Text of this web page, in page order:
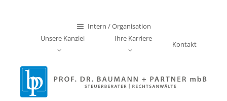
Intern / Organisation
Unsere Kanzlei
Ihre Karriere
Kontakt